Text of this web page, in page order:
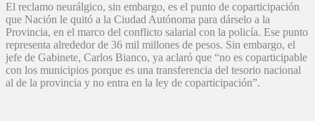
El reclamo neurálgico, sin embargo, es el punto de coparticipación
que Nación le quitó a la Ciudad Autónoma para dárselo a la
Provincia, en el marco del conflicto salarial con la policía. Ese punto
representa alrededor de 36 mil millones de pesos. Sin embargo, el
jefe de Gabinete, Carlos Bianco, ya aclaró que “no es coparticipable
con los municipios porque es una transferencia del tesorio nacional
al de la provincia y no entra en la ley de coparticipación”.